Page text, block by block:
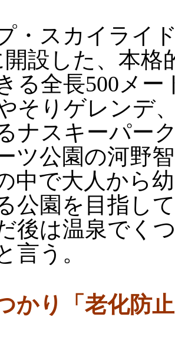
・スカイライ
開設した、本格
る全長500メ
そりゲレンデ
ナスキーパー
ツ公園の河野
中で大人から
公園を目指し
後は温泉でく
言う。
かり「老化防止